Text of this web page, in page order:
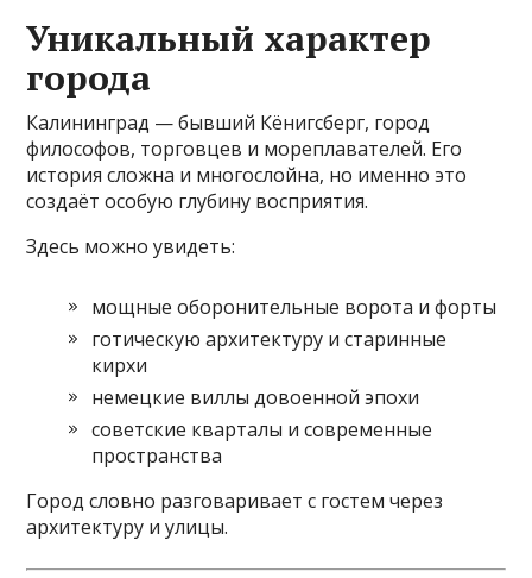
Уникальный характер
города
Калининград — бывший Кёнигсберг, город
философов, торговцев и мореплавателей. Его
история сложна и многослойна, но именно это
создаёт особую глубину восприятия.
Здесь можно увидеть:
мощные оборонительные ворота и форты
готическую архитектуру и старинные
кирхи
немецкие виллы довоенной эпохи
советские кварталы и современные
пространства
Город словно разговаривает с гостем через
архитектуру и улицы.